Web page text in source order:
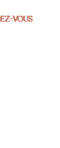
VOUS